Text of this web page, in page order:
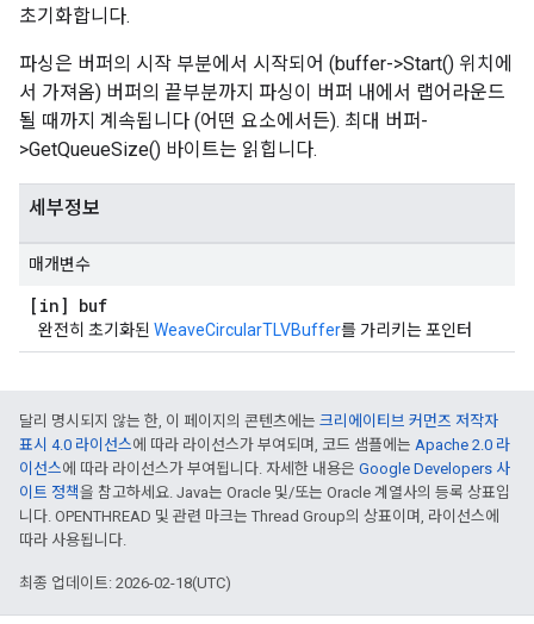
초기화합니다.
파싱은 버퍼의 시작 부분에서 시작되어 (buffer->Start() 위치에
서 가져옴) 버퍼의 끝부분까지 파싱이 버퍼 내에서 랩어라운드
될 때까지 계속됩니다 (어떤 요소에서든). 최대 버퍼-
>GetQueueSize() 바이트는 읽힙니다.
세부정보
매개변수
[in] buf
완전히 초기화된 WeaveCircularTLVBuffer를 가리키는 포인터
달리 명시되지 않는 한, 이 페이지의 콘텐츠에는 크리에이티브 커먼즈 저작자
표시 4.0 라이선스에 따라 라이선스가 부여되며, 코드 샘플에는 Apache 2.0 라
이선스에 따라 라이선스가 부여됩니다. 자세한 내용은 Google Developers 사
이트 정책을 참고하세요. Java는 Oracle 및/또는 Oracle 계열사의 등록 상표입
니다. OPENTHREAD 및 관련 마크는 Thread Group의 상표이며, 라이선스에
따라 사용됩니다.
최종 업데이트: 2026-02-18(UTC)